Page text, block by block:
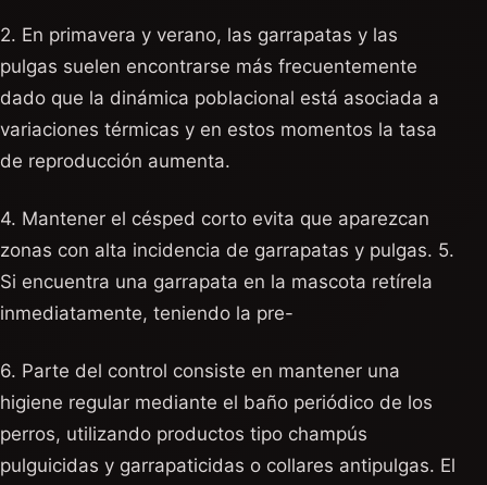
2. En primavera y verano, las garrapatas y las
pulgas suelen encontrarse más frecuentemente
dado que la dinámica poblacional está asociada a
variaciones térmicas y en estos momentos la tasa
de reproducción aumenta.
4. Mantener el césped corto evita que aparezcan
zonas con alta incidencia de garrapatas y pulgas. 5.
Si encuentra una garrapata en la mascota retírela
inmediatamente, teniendo la pre-
6. Parte del control consiste en mantener una
higiene regular mediante el baño periódico de los
perros, utilizando productos tipo champús
pulguicidas y garrapaticidas o collares antipulgas. El